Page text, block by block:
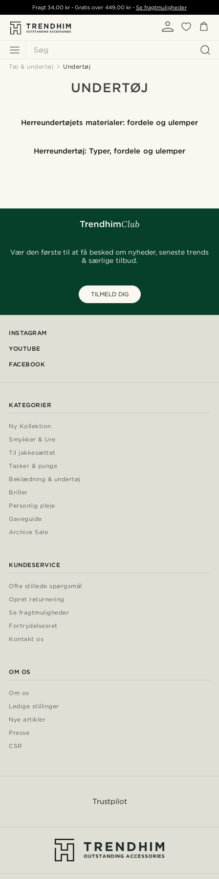
Søg
Fragt34,00 kr - Gratis over 449,00 kr- Se fragtmuligheder
Tøj & undertøj Undertøj
UNDERTØJ
Herreundertøjets materialer: fordele og ulemper
Herreundertøj: Typer, fordele og ulemper
Vær den første til at få besked om nyheder, seneste trends
& særlige tilbud.
TILMELD DIG
INSTAGRAM
YOUTUBE
FACEBOOK
KATEGORIER
Ny Kollektion
Smykker & Ure
Til jakkesættet
Tasker & punge
Beklædning & undertøj
Briller
Personlig pleje
Gaveguide
Archive Sale
KUNDESERVICE
Ofte stillede spørgsmål
Opret returnering
Se fragtmuligheder
Fortrydelsesret
Kontakt os
OM OS
Om os
Ledige stillinger
Nye artikler
Presse
CSR
Trustpilot